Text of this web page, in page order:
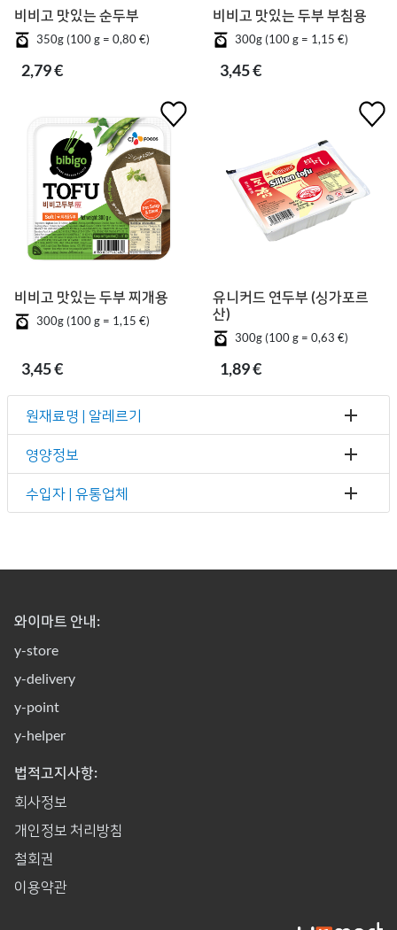
비비고 맛있는 순두부
350g (100 g = 0,80 €)
2,79 €
비비고 맛있는 두부 부침용
300g (100 g = 1,15 €)
3,45 €
비비고 맛있는 두부 찌개용
300g (100 g = 1,15 €)
3,45 €
유니커드 연두부 (싱가포르
산)
300g (100 g = 0,63 €)
1,89 €
원재료명 | 알레르기
영양정보
수입자 | 유통업체
와이마트 안내:
y-store
y-delivery
y-point
y-helper
법적고지사항:
회사정보
개인정보 처리방침
철회권
이용약관